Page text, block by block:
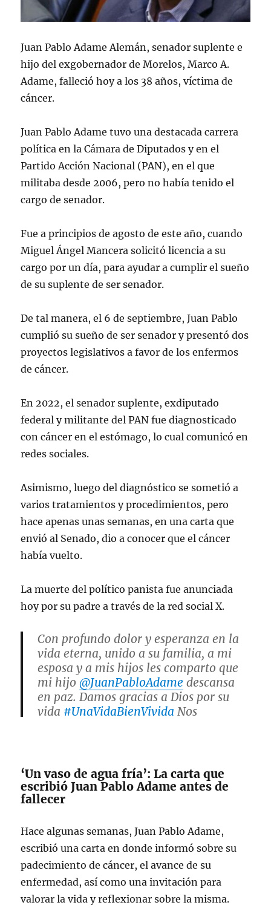
Juan Pablo Adame Alemán, senador suplente e
hijo del exgobernador de Morelos, Marco A.
Adame, falleció hoy a los 38 años, víctima de
cáncer.
Juan Pablo Adame tuvo una destacada carrera
política en la Cámara de Diputados y en el
Partido Acción Nacional (PAN), en el que
militaba desde 2006, pero no había tenido el
cargo de senador.
Fue a principios de agosto de este año, cuando
Miguel Ángel Mancera solicitó licencia a su
cargo por un día, para ayudar a cumplir el sueño
de su suplente de ser senador.
De tal manera, el 6 de septiembre, Juan Pablo
cumplió su sueño de ser senador y presentó dos
proyectos legislativos a favor de los enfermos
de cáncer.
En 2022, el senador suplente, exdiputado
federal y militante del PAN fue diagnosticado
con cáncer en el estómago, lo cual comunicó en
redes sociales.
Asimismo, luego del diagnóstico se sometió a
varios tratamientos y procedimientos, pero
hace apenas unas semanas, en una carta que
envió al Senado, dio a conocer que el cáncer
había vuelto.
La muerte del político panista fue anunciada
hoy por su padre a través de la red social X.
Con profundo dolor y esperanza en la
vida eterna, unido a su familia, a mi
esposa y a mis hijos les comparto que
mi hijo@JuanPabloAdame descansa
en paz. Damos gracias a Dios por su
vida #UnaVidaBienVivida Nos
December 5, 2023
‘Un vaso de agua fría’: La carta que
escribió Juan Pablo Adame antes de
fallecer
Hace algunas semanas, Juan Pablo Adame,
escribió una carta en donde informó sobre su
padecimiento de cáncer, el avance de su
enfermedad, así como una invitación para
valorar la vida y reflexionar sobre la misma.